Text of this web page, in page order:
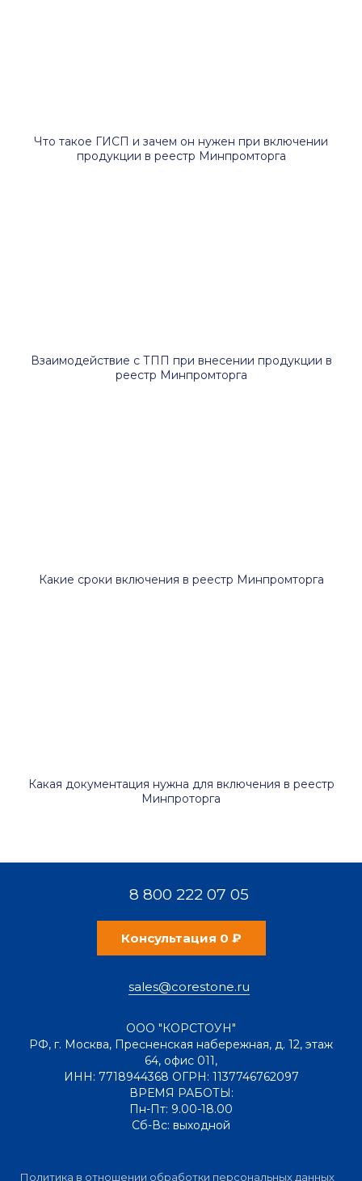
Что такое ГИСП и зачем он нужен при включении
продукции в реестр Минпромторга
Взаимодействие с ТПП при внесении продукции в
реестр Минпромторга
Какие сроки включения в реестр Минпромторга
Какая документация нужна для включения в реестр
Минпроторга
8 800 222 07 05
Консультация 0 ₽
sales@corestone.ru
ООО "КОРСТОУН"
РФ, г. Москва, Пресненская набережная, д. 12, этаж
64, офис 011,
ИНН: 7718944368 ОГРН: 1137746762097
ВРЕМЯ РАБОТЫ:
Пн-Пт: 9.00-18.00
Сб-Вс: выходной
Политика в отношении обработки персональных данных